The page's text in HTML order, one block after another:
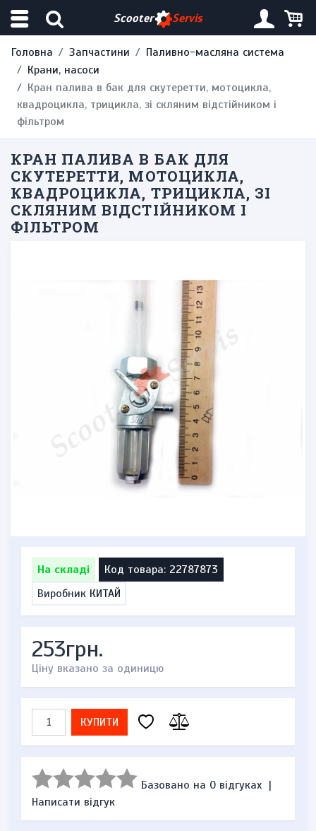
Scooter Servis
Головна Запчастини
Паливно-масляна система
Крани, насоси
Кран палива в бак для скутеретти, мотоцикла,
квадроцикла, трицикла, зі скляним відстійником і
фільтром
КРАН ПАЛИВА В БАК ДЛЯ
СКУТЕРЕТТИ, МОТОЦИКЛА,
КВАДРОЦИКЛА, ТРИЦИКЛА, ЗІ
СКЛЯНИМ ВІДСТІЙНИКОМ І
ФІЛЬТРОМ
На складі
Код товара: 22787873
Виробник КИТАЙ
253грн.
Ціну вказано за одиницю
КУПИТИ
Базовано на 0 відгуках |
Написати відгук